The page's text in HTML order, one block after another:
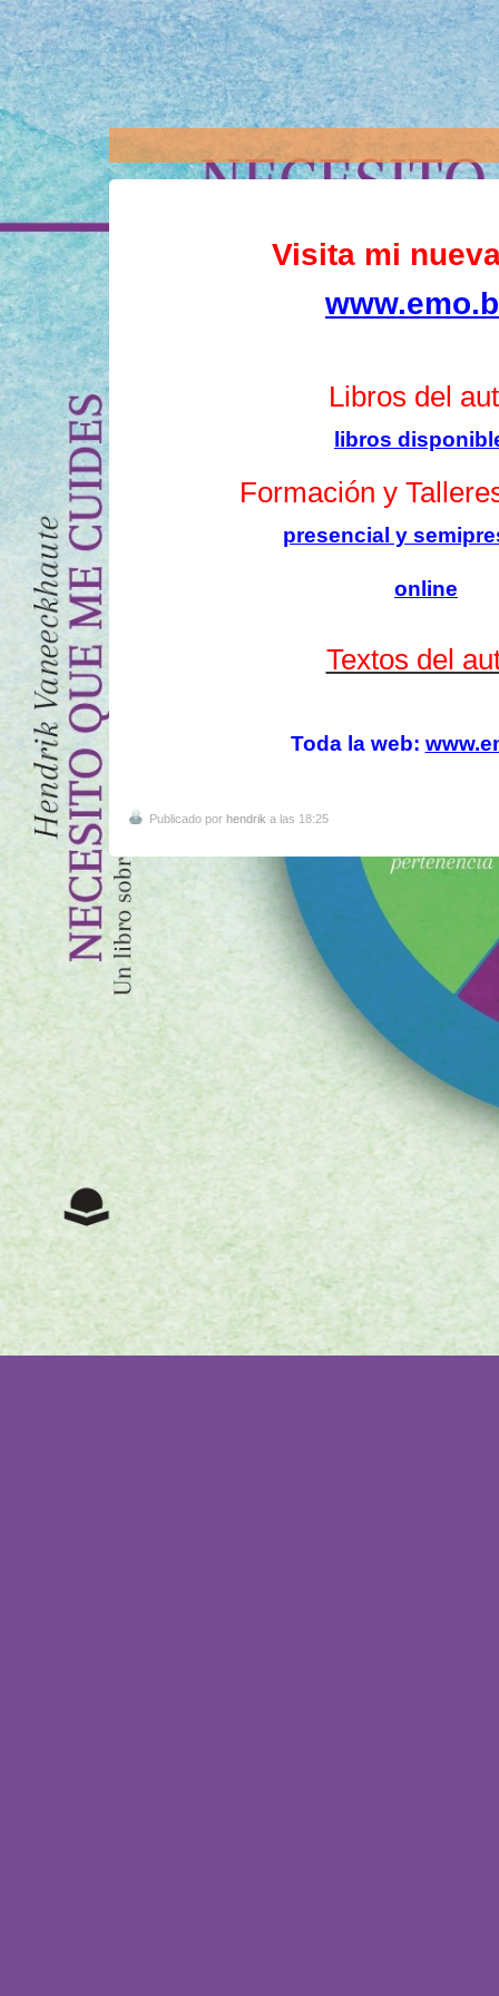
Visita mi
Libros del
libros
Formación y
presencial y
online
Textos del
Toda la web:
Publicado por hendrik a las 18:25